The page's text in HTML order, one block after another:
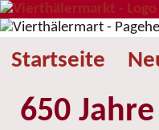
Startseite
650